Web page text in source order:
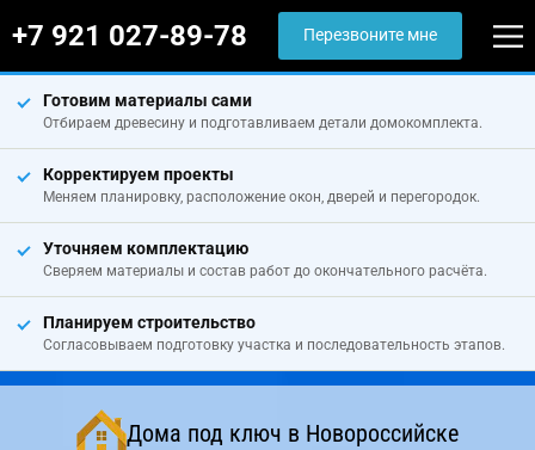
+7 921 027-89-78 Перезвоните мне
Готовим материалы сами
Отбираем древесину и подготавливаем детали домокомплекта.
Корректируем проекты
Меняем планировку, расположение окон, дверей и перегородок.
Уточняем комплектацию
Сверяем материалы и состав работ до окончательного расчёта.
Планируем строительство
Согласовываем подготовку участка и последовательность этапов.
Дома под ключ в Новороссийске